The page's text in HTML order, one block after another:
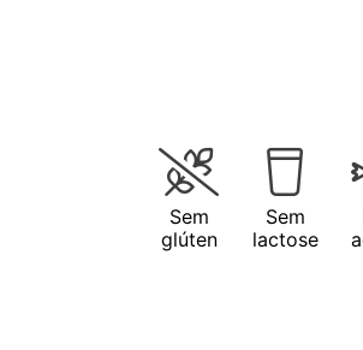
Sem
glúten
Sem
lactose